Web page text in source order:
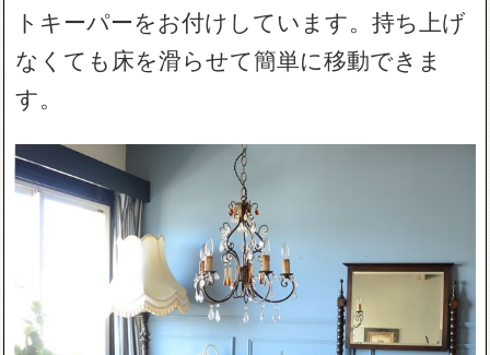
トキーパーをお付けしています。持ち上げ
なくても床を滑らせて簡単に移動できま
す。